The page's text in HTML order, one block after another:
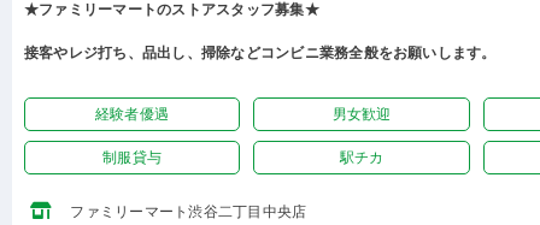
★ファミリーマートのストアスタッフ募集★
接客やレジ打ち、品出し、掃除などコンビニ業務全般をお願いします。
経験者優遇 男女歓迎
制服貸与 駅チカ
ファミリーマート渋谷二丁目中央店